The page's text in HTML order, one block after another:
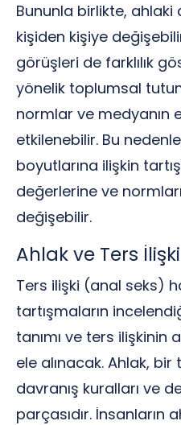
Bununla birlikte,
kişiden kişiye
görüşleri de farklılık
yönelik toplumsal
normlar ve medyanın
etkilenebilir. Bu
boyutlarına ilişkin
değerlerine ve
değişebilir.
Ahlak ve Ters İlişki
Ters ilişki (anal seks)
tartışmaların
tanımı ve ters ilişkinin
ele alınacak. Ahlak,
davranış kuralları ve
parçasıdır. İnsanların